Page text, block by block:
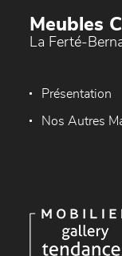
Meubles
La Ferté-
Présentation
Nos Autres